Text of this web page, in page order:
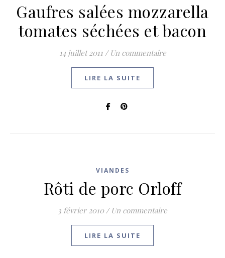
Gaufres salées mozzarella
tomates séchées et bacon
14 juillet 2011 / Un commentaire
LIRE LA SUITE
VIANDES
Rôti de porc Orloff
3 février 2010 / Un commentaire
LIRE LA SUITE